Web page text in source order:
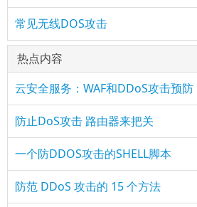
常见无线DOS攻击
热点内容
云安全服务：WAF和DDoS攻击预防
防止DoS攻击 路由器来把关
一个防DDOS攻击的SHELL脚本
防范 DDoS 攻击的 15 个方法